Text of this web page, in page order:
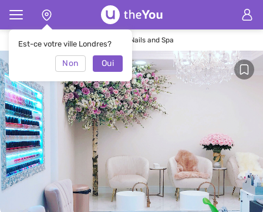
Est-ce votre ville Londres?
Non Oui
Page d'accueil Salon Lavish Soho Nails and Spa